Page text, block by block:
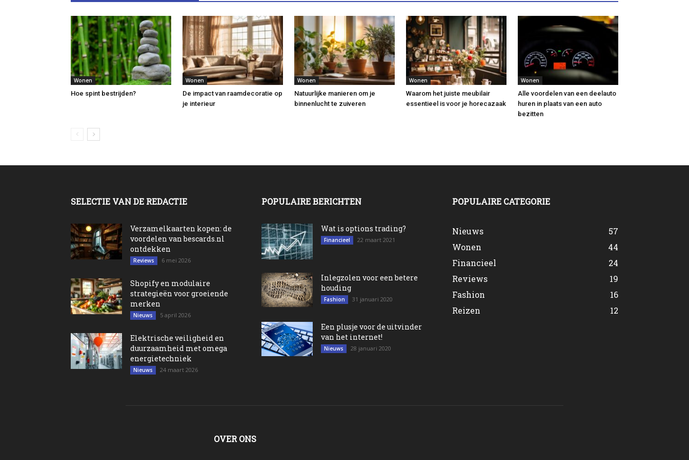
Wonen
Hoe spint bestrijden?
Wonen
De impact van raamdecoratie op
je interieur
Wonen
Natuurlijke manieren om je
binnenlucht te zuiveren
Wonen
Waarom het juiste meubilair
essentieel is voor je horecazaak
Wonen
Alle voordelen van een deelauto
huren in plaats van een auto
bezitten
SELECTIE VAN DE REDACTIE
Verzamelkaarten kopen: de
voordelen van bescards.nl
ontdekken
Reviews 6 mei 2026
Shopify en modulaire
strategieën voor groeiende
merken
Nieuws 5 april 2026
Elektrische veiligheid en
duurzaamheid met omega
energietechniek
Nieuws 24 maart 2026
POPULAIRE BERICHTEN
Wat is options trading?
Financieel 22 maart 2021
Inlegzolen voor een betere
houding
Fashion 31 januari 2020
Een plusje voor de uitvinder
van het internet!
Nieuws 28 januari 2020
POPULAIRE CATEGORIE
Nieuws
57
Wonen
44
Financieel
24
Reviews
19
Fashion
16
Reizen
12
OVER ONS